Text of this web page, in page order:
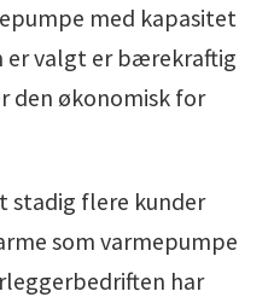
med kapasitet
er valgt er bærekraftig
den økonomisk for
stadig flere kunder
som varmepumpe
har